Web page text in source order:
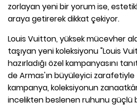
zorlayan yeni bir yorum ise,
araya getirerek dikkat çekiyor.
Louis Vuitton, yüksek mücevher
taşıyan yeni koleksiyonu "Louis
hazırladığı özel kampanyasını
de Armas'ın büyüleyici zarafetiyle
kampanya, koleksiyonun
incelikten beslenen ruhunu güçlü